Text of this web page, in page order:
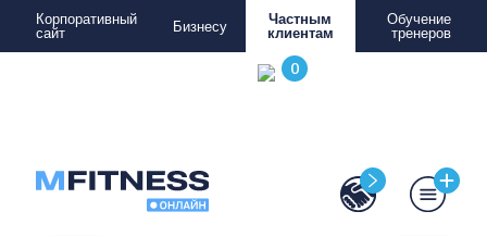
Корпоративный
сайт
Бизнесу
Частным
клиентам
Обучение
тренеров